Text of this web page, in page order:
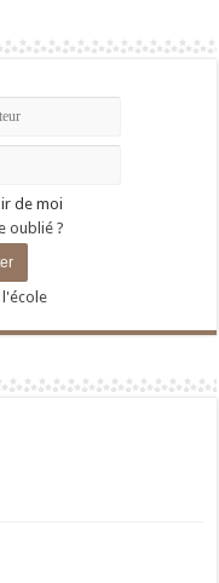
de moi
oublié ?